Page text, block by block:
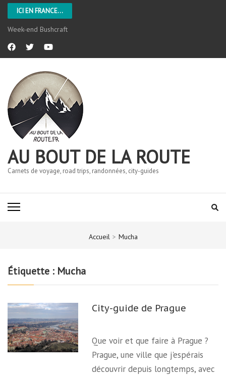
ICI EN FRANCE...
Week-end Bushcraft
AU BOUT DE LA ROUTE
Carnets de voyage, road trips, randonnées, city-guides
Accueil > Mucha
Étiquette : Mucha
City-guide de Prague
Que voir et que faire à Prague ?
Prague, une ville que j'espérais
découvrir depuis longtemps, avec